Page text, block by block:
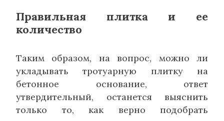
Правильная плитка и ее
количество
Таким образом, на вопрос, можно ли
укладывать тротуарную плитку на
бетонное основание, ответ
утвердительный, останется выяснить
только то, как верно подобрать